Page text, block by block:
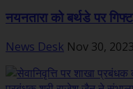
नयनतारा को बर्थडे पर
News Desk Nov 30, 2023